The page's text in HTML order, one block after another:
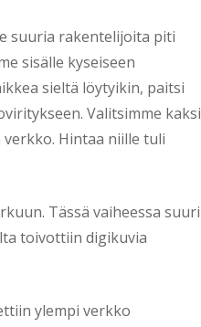
suuria rakentelijoita piti
sisälle kyseiseen
sieltä löytyikin, paitsi
Valitsimme kaksi
Hintaa niille tuli
Tässä vaiheessa suuri
toivottiin digikuvia
ylempi verkko